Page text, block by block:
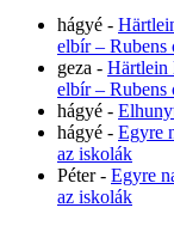
hágyé -
elbír – Rubens
geza - Härtlein
elbír – Rubens
hágyé -
hágyé - Egyre
az iskolák
Péter- Egyre
az iskolák